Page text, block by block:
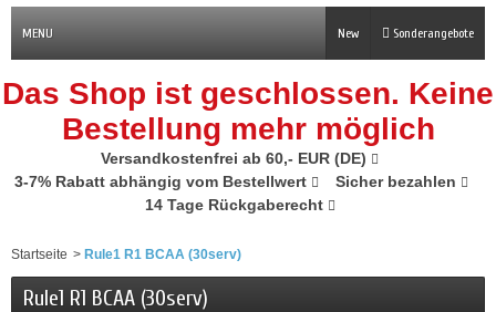
MENU Sonderangebote
New
Das Shop ist geschlossen. Keine
Bestellung mehr möglich
Versandkostenfrei ab 60,- EUR (DE)
3-7% Rabatt abhängig vom Bestellwert
Sicher bezahlen
14 Tage Rückgaberecht
Startseite > Rule1 R1 BCAA (30serv)
Rule1 R1 BCAA (30serv)